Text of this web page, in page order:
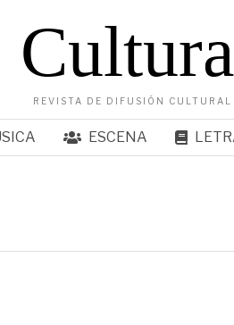
REVISTA DE DIFUSIÓN CULTURAL
ESCENA